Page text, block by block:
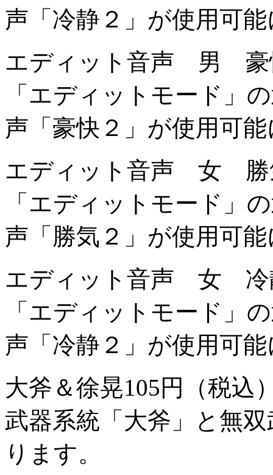
声「冷静２」が使用可
エディット音声 男 豪
「エディットモード」
声「豪快２」が使用可
エディット音声 女 勝
「エディットモード」
声「勝気２」が使用可
エディット音声 女 冷
「エディットモード」
声「冷静２」が使用可
大斧＆徐晃105円（税込
武器系統「大斧」と無
ります。